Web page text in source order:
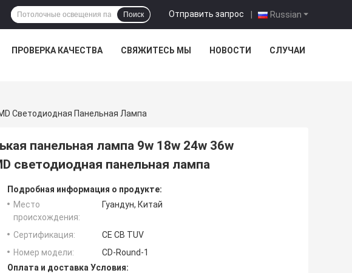
Russian
Отправить запрос |
Поиск
ПРОВЕРКА КАЧЕСТВА СВЯЖИТЕСЬ МЫ НОВОСТИ СЛУЧАИ
Светодиодная Панельная Лампа
панельная лампа 9w 18w 24w 36w
светодиодная панельная лампа
Подробная информация о продукте:
Место
происхождения:
Гуандун, Китай
Сертификация:
CE CB TUV
Номер модели:
CD-Round-1
Оплата и доставка Условия: